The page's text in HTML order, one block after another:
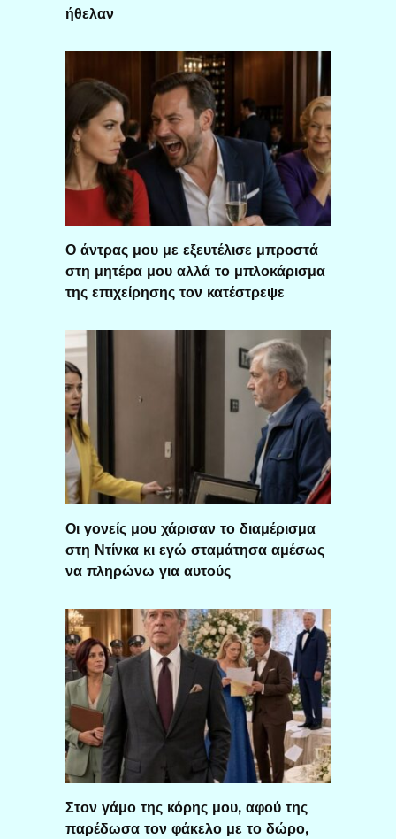
ήθελαν
Ο άντρας μου με εξευτέλισε μπροστά
στη μητέρα μου αλλά το μπλοκάρισμα
της επιχείρησης τον κατέστρεψε
Οι γονείς μου χάρισαν το διαμέρισμα
στη Ντίνκα κι εγώ σταμάτησα αμέσως
να πληρώνω για αυτούς
Στον γάμο της κόρης μου, αφού της
παρέδωσα τον φάκελο με το δώρο,